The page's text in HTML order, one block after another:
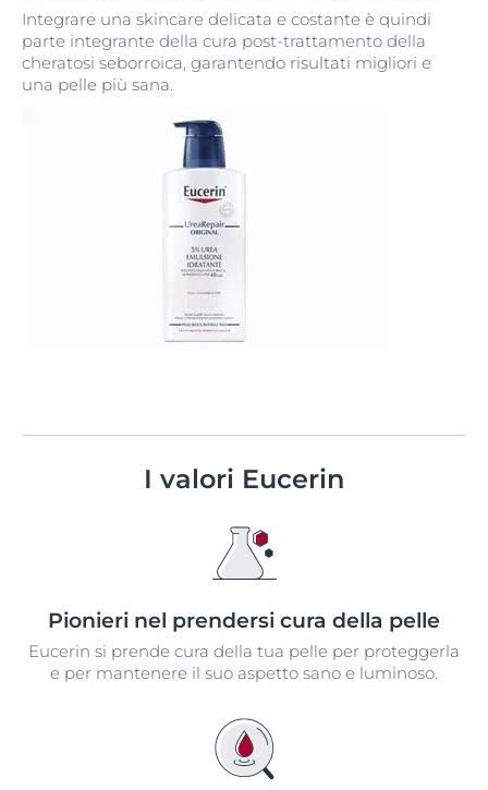
Integrare una skincare delicata e costante è quindi
parte integrante della cura post-trattamento della
cheratosi seborroica, garantendo risultati migliori e
una pelle più sana.
I valori Eucerin
Pionieri nel prendersi cura della pelle
Eucerin si prende cura della tua pelle per proteggerla
e per mantenere il suo aspetto sano e luminoso.